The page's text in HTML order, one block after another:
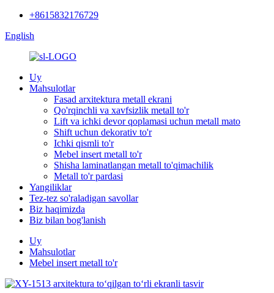
+8615832176729
English
Uy
Mahsulotlar
Fasad arxitektura metall ekrani
Qo'rqinchli va xavfsizlik metall to'r
Lift va ichki devor qoplamasi uchun metall mato
Shift uchun dekorativ to'r
Ichki qismli to'r
Mebel insert metall to'r
Shisha laminatlangan metall to'qimachilik
Metall to'r pardasi
Yangiliklar
Tez-tez so'raladigan savollar
Biz haqimizda
Biz bilan bog'lanish
Uy
Mahsulotlar
Mebel insert metall to'r